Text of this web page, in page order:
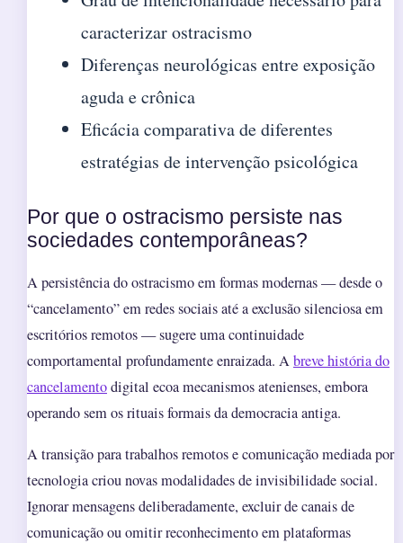
caracterizar ostracismo
Diferenças neurológicas entre exposição
aguda e crônica
Eficácia comparativa de diferentes
estratégias de intervenção psicológica
Por que o ostracismo persiste nas
sociedades contemporâneas?
A persistência do ostracismo em formas modernas — desde o
“cancelamento” em redes sociais até a exclusão silenciosa em
escritórios remotos — sugere uma continuidade
comportamental profundamente enraizada. Abreve história do
cancelamentodigital ecoa mecanismos atenienses, embora
operando sem os rituais formais da democracia antiga.
A transição para trabalhos remotos e comunicação mediada por
tecnologia criou novas modalidades de invisibilidade social.
Ignorar mensagens deliberadamente, excluir de canais de
comunicação ou omitir reconhecimento em plataformas